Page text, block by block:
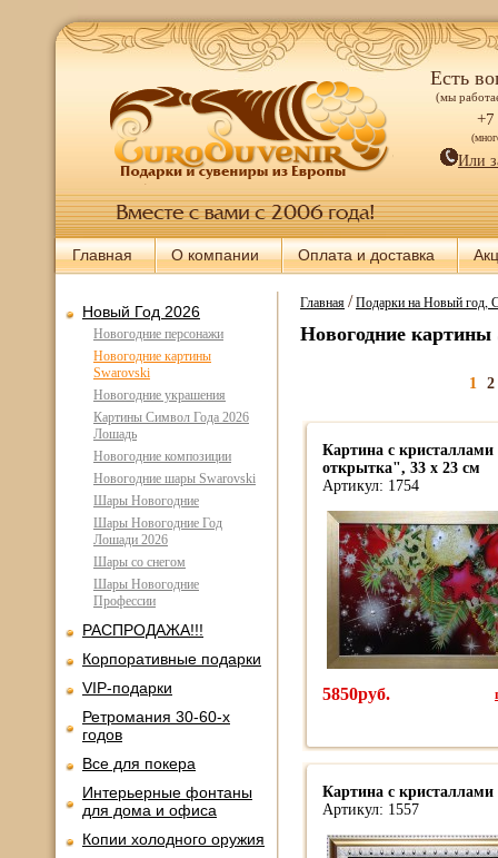
Есть
(мы
+7
Или
Главная О компании Оплата и доставка
Новый Год 2026
Новогодние персонажи
Новогодние картины
Swarovski
Новогодние украшения
Картины Символ Года 2026
Лошадь
Новогодние композиции
Новогодние шары Swarovski
Шары Новогодние
Шары Новогодние Год
Лошади 2026
Шары со снегом
Шары Новогодние
Профессии
РАСПРОДАЖА!!!
Корпоративные подарки
VIP-подарки
Ретромания 30-60-х
годов
Все для покера
Интерьерные фонтаны
для дома и офиса
Копии холодного оружия
Главная/Подарки на Новый год,
Новогодние картины
1 2
Картина с
открытка", 33 х 23 см
Артикул: 1754
5850руб.
Картина с
Артикул: 1557